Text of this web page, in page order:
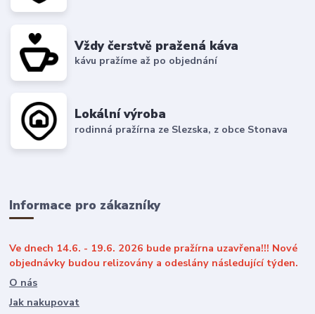
Vždy čerstvě pražená káva
kávu pražíme až po objednání
Lokální výroba
rodinná pražírna ze Slezska, z obce Stonava
Informace pro zákazníky
Ve dnech 14.6. - 19.6. 2026 bude pražírna uzavřena!!! Nové
objednávky budou relizovány a odeslány následující týden.
O nás
Jak nakupovat